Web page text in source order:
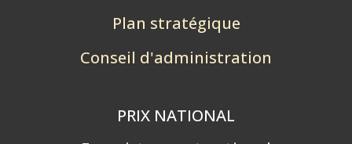
Plan stratégique
Conseil d'administration
PRIX NATIONAL